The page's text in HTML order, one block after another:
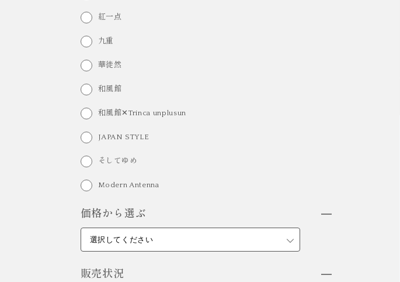
紅一点
九重
華徒然
和風館
和風館✕Trinca unplusun
JAPAN STYLE
そしてゆめ
Modern Antenna
価格から選ぶ
販売状況